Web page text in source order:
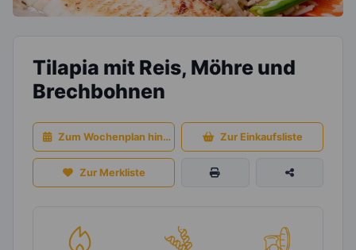
Tilapia mit Reis, Möhre und
Brechbohnen
Zum Wochenplan hinzufügen Zur Einkaufsliste
Zur Merkliste